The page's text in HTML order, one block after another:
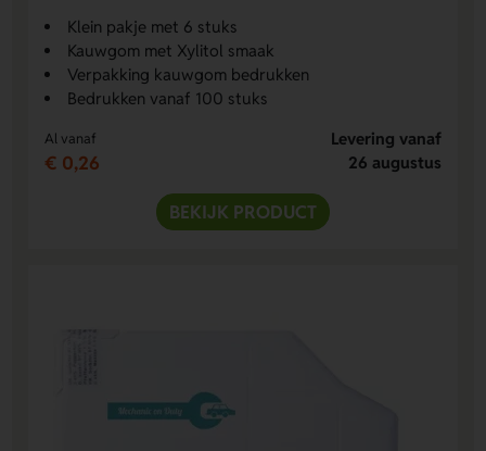
Klein pakje met 6 stuks
Kauwgom met Xylitol smaak
Verpakking kauwgom bedrukken
Bedrukken vanaf 100 stuks
Al vanaf
€ 0,26
Levering vanaf
26 augustus
BEKIJK PRODUCT